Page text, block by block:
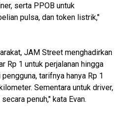
serta PPOB untuk
pulsa, dan token listrik,"
JAM Street menghadirkan
Rp 1 untuk perjalanan hingga
tarifnya hanya Rp 1
Sementara untuk driver,
penuh," kata Evan.